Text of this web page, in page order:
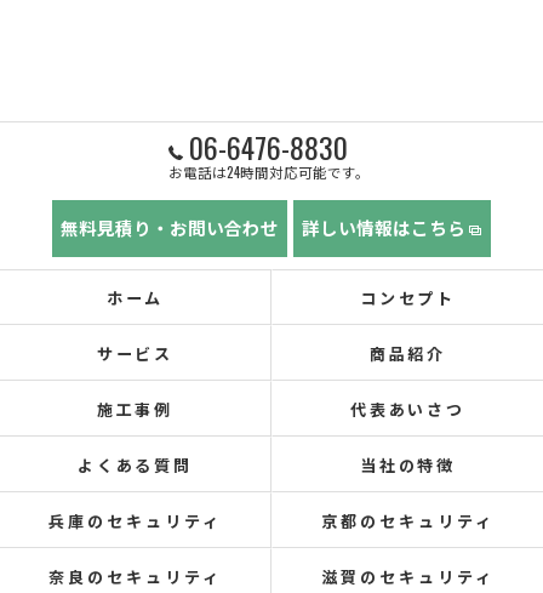
06-6476-8830
お電話は24時間対応可能です。
無料見積り・お問い合わせ 詳しい情報はこちら
ホーム コンセプト
サービス 商品紹介
施工事例 代表あいさつ
よくある質問 当社の特徴
兵庫のセキュリティ 京都のセキュリティ
奈良のセキュリティ 滋賀のセキュリティ